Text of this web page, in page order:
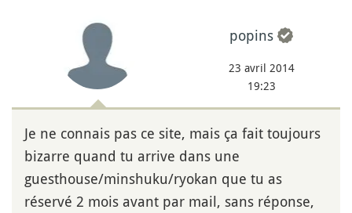
popins
23 avril 2014
19:23
Je ne connais pas ce site, mais ça fait toujours
bizarre quand tu arrive dans une
guesthouse/minshuku/ryokan que tu as
réservé 2 mois avant par mail, sans réponse,